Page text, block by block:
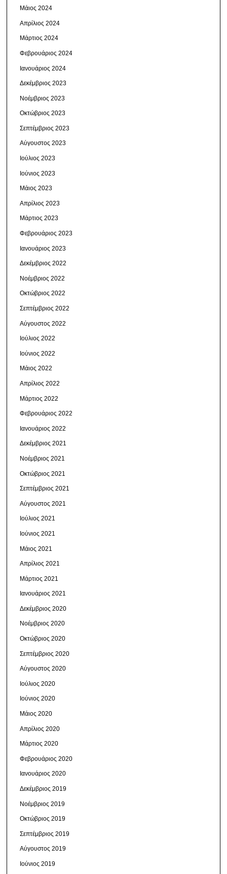
Μάιος 2024
Απρίλιος 2024
Μάρτιος 2024
Φεβρουάριος 2024
Ιανουάριος 2024
Δεκέμβριος 2023
Νοέμβριος 2023
Οκτώβριος 2023
Σεπτέμβριος 2023
Αύγουστος 2023
Ιούλιος 2023
Ιούνιος 2023
Μάιος 2023
Απρίλιος 2023
Μάρτιος 2023
Φεβρουάριος 2023
Ιανουάριος 2023
Δεκέμβριος 2022
Νοέμβριος 2022
Οκτώβριος 2022
Σεπτέμβριος 2022
Αύγουστος 2022
Ιούλιος 2022
Ιούνιος 2022
Μάιος 2022
Απρίλιος 2022
Μάρτιος 2022
Φεβρουάριος 2022
Ιανουάριος 2022
Δεκέμβριος 2021
Νοέμβριος 2021
Οκτώβριος 2021
Σεπτέμβριος 2021
Αύγουστος 2021
Ιούλιος 2021
Ιούνιος 2021
Μάιος 2021
Απρίλιος 2021
Μάρτιος 2021
Ιανουάριος 2021
Δεκέμβριος 2020
Νοέμβριος 2020
Οκτώβριος 2020
Σεπτέμβριος 2020
Αύγουστος 2020
Ιούλιος 2020
Ιούνιος 2020
Μάιος 2020
Απρίλιος 2020
Μάρτιος 2020
Φεβρουάριος 2020
Ιανουάριος 2020
Δεκέμβριος 2019
Νοέμβριος 2019
Οκτώβριος 2019
Σεπτέμβριος 2019
Αύγουστος 2019
Ιούνιος 2019